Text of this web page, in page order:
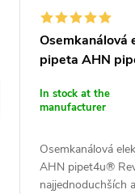
Osemkanálová
pipeta AHN
In stock at the
manufacturer
Osemkanálová
AHN pipet4u®
najjednoduchších